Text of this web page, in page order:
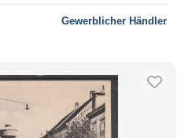
Gewerblicher Händler